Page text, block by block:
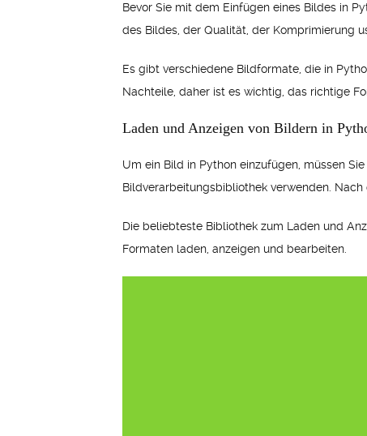
Bevor Sie mit dem Einfügen eines Bildes in
des Bildes, der Qualität, der Komprimierung
Es gibt verschiedene Bildformate, die in
Nachteile, daher ist es wichtig, das richtige
Laden und Anzeigen von Bildern in
Um ein Bild in Python einzufügen, müssen
Bildverarbeitungsbibliothek verwenden.
Die beliebteste Bibliothek zum Laden und
Formaten laden, anzeigen und bearbeiten.